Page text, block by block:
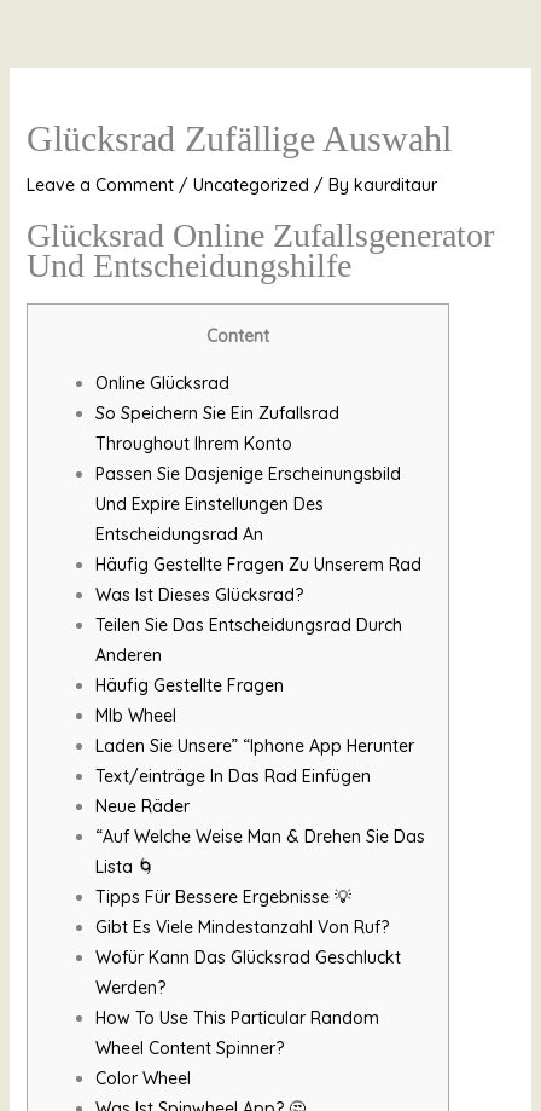
content
Glücksrad Zufällige Auswahl
Leave a Comment / Uncategorized / By kaurditaur
Glücksrad Online Zufallsgenerator
Und Entscheidungshilfe
Content
Online Glücksrad
So Speichern Sie Ein Zufallsrad
Throughout Ihrem Konto
Passen Sie Dasjenige Erscheinungsbild
Und Expire Einstellungen Des
Entscheidungsrad An
Häufig Gestellte Fragen Zu Unserem Rad
Was Ist Dieses Glücksrad?
Teilen Sie Das Entscheidungsrad Durch
Anderen
Häufig Gestellte Fragen
Mlb Wheel
Laden Sie Unsere” “Iphone App Herunter
Text/einträge In Das Rad Einfügen
Neue Räder
“Auf Welche Weise Man & Drehen Sie Das
Lista 🌀
Tipps Für Bessere Ergebnisse 💡
Gibt Es Viele Mindestanzahl Von Ruf?
Wofür Kann Das Glücksrad Geschluckt
Werden?
How To Use This Particular Random
Wheel Content Spinner?
Color Wheel